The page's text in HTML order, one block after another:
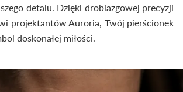
detalu. Dzięki drobiazgowej precyzji
projektantów Auroria, Twój pierścionek
doskonałej miłości.